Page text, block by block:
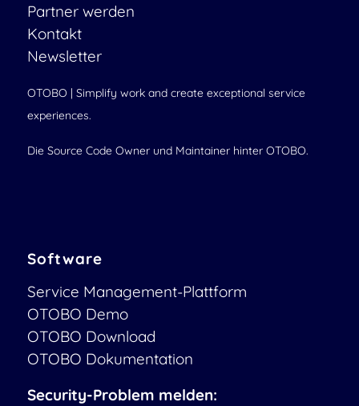
Partner werden
Kontakt
Newsletter
OTOBO | Simplify work and create exceptional service
experiences.
Die Source Code Owner und Maintainer hinter OTOBO.
Software
Service Management-Plattform
OTOBO Demo
OTOBO Download
OTOBO Dokumentation
Security-Problem melden: